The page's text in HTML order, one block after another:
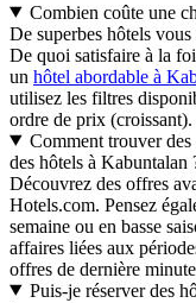
Combien coûte une
De superbes hôtels
De quoi satisfaire à la
un hôtel abordable à
utilisez les filtres
ordre de prix (croissant).
Comment trouver des
des hôtels à Kabuntalan
Découvrez des offres
Hotels.com. Pensez
semaine ou en basse
affaires liées aux
offres de dernière
Puis-je réserver des